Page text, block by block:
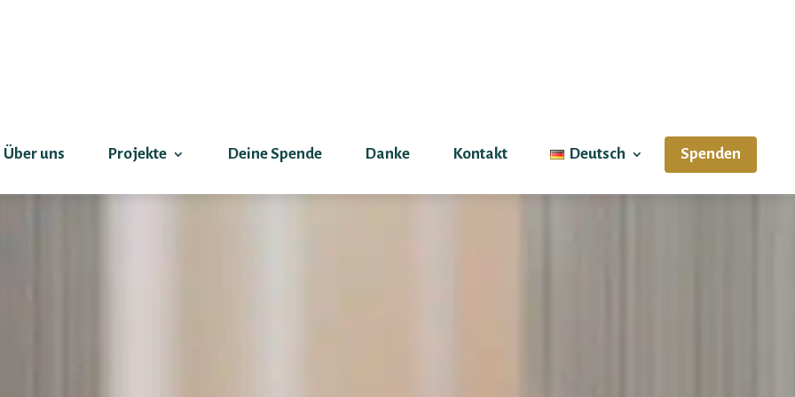
Über uns Projekte Deine Spende Danke Kontakt Deutsch Spenden